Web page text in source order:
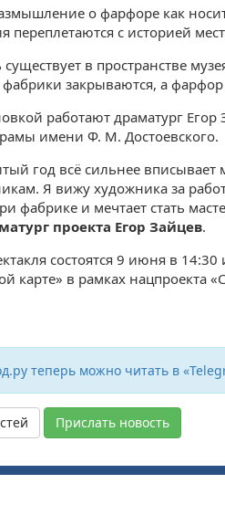
о фарфоре как
с историей
существует в пространстве
фабрики закрываются, а
работают драматург
имени Ф. М. Достоевского.
год всё сильнее вписывает
Я вижу художника за
фабрике и мечтает стать
проекта Егор Зайцев.
состоятся 9 июня в
карте» в рамках нацпроекта
теперь можно читать в
Прислать новость